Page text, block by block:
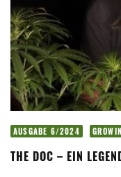
AUSGABE 6/2024
THE DOC – EIN